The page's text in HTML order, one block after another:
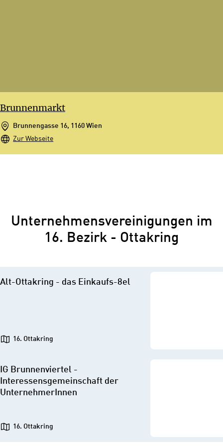
Brunnenmarkt
Brunnengasse 16, 1160 Wien
Zur Webseite
Unternehmensvereinigungen im
16. Bezirk - Ottakring
Alt-Ottakring - das Einkaufs-8el
16. Ottakring
IG Brunnenviertel -
Interessensgemeinschaft der
UnternehmerInnen
16. Ottakring